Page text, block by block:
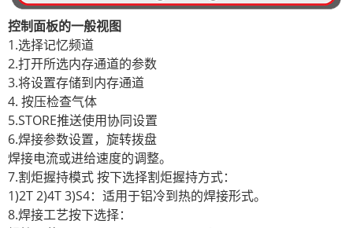
控制面板的一般视图
1.选择记忆频道
2.打开所选内存通道的参数
3.将设置存储到内存通道
4. 按压检查气体
5.STORE推送使用协同设置
6.焊接参数设置，旋转拨盘
焊接电流或进给速度的调整。
7.割炬握持模式 按下选择割炬握持方式：
1)2T 2)4T 3)S4：适用于铝冷到热的焊接形式。
8.焊接工艺按下选择：